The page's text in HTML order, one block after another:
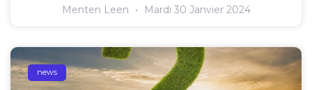
Menten Leen Mardi 30 Janvier 2024
news